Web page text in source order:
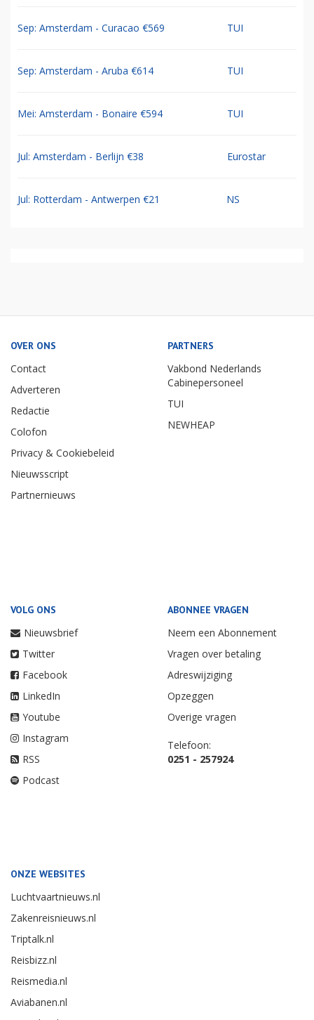
Sep: Amsterdam - Curacao €569 TUI
Sep: Amsterdam - Aruba €614 TUI
Mei: Amsterdam - Bonaire €594 TUI
Jul: Amsterdam - Berlijn €38 Eurostar
Jul: Rotterdam - Antwerpen €21 NS
OVER ONS
Contact
Adverteren
Redactie
Colofon
Privacy & Cookiebeleid
Nieuwsscript
Partnernieuws
PARTNERS
Vakbond Nederlands
Cabinepersoneel
TUI
NEWHEAP
VOLG ONS
Nieuwsbrief
Twitter
Facebook
LinkedIn
Youtube
Instagram
RSS
Podcast
ABONNEE VRAGEN
Neem een Abonnement
Vragen over betaling
Adreswijziging
Opzeggen
Overige vragen
Telefoon:
0251 - 257924
ONZE WEBSITES
Luchtvaartnieuws.nl
Zakenreisnieuws.nl
Triptalk.nl
Reisbizz.nl
Reismedia.nl
Aviabanen.nl